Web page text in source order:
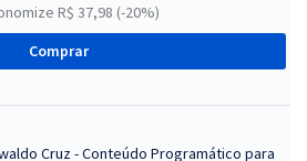
R$ 37,98 (-20%)
Comprar
Cruz - Conteúdo Programático para